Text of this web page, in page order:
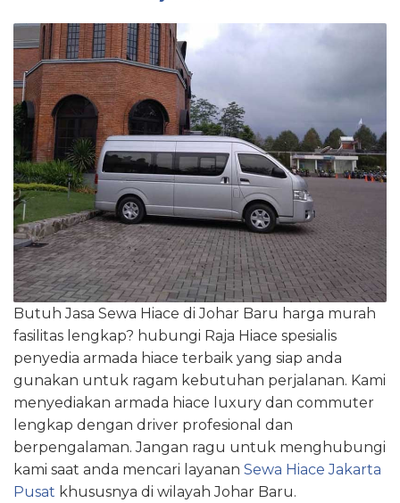
Butuh Jasa Sewa Hiace di Johar Baru harga murah
fasilitas lengkap? hubungi Raja Hiace spesialis
penyedia armada hiace terbaik yang siap anda
gunakan untuk ragam kebutuhan perjalanan. Kami
menyediakan armada hiace luxury dan commuter
lengkap dengan driver profesional dan
berpengalaman. Jangan ragu untuk menghubungi
kami saat anda mencari layanan Sewa Hiace Jakarta
Pusat khususnya di wilayah Johar Baru.